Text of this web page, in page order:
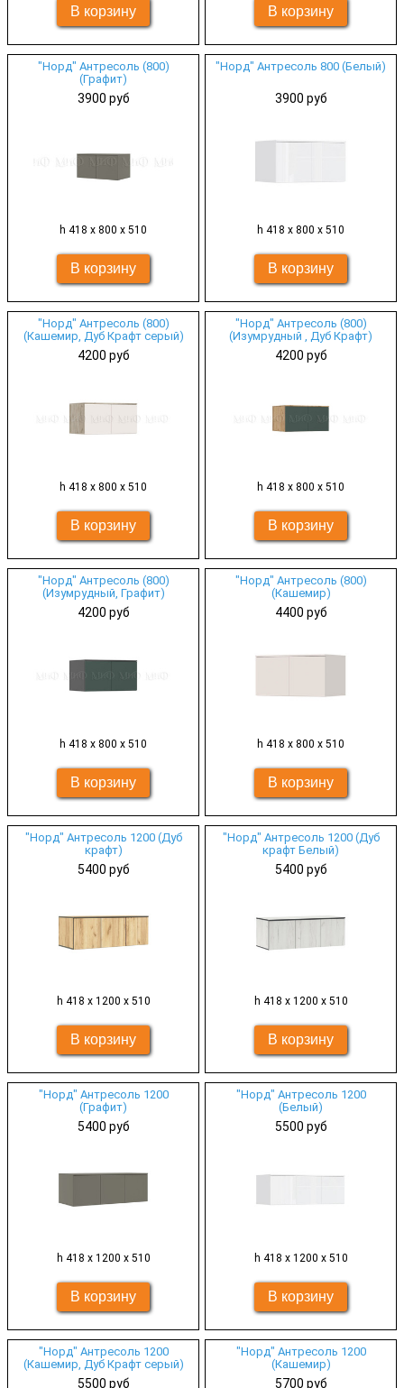
"Норд" Антресоль (800)
(Графит)
3900 руб
h 418 х 800 х 510
"Норд" Антресоль 800 (Белый)
3900 руб
h 418 х 800 х 510
"Норд" Антресоль (800)
(Кашемир, Дуб Крафт серый)
4200 руб
h 418 х 800 х 510
"Норд" Антресоль (800)
(Изумрудный , Дуб Крафт)
4200 руб
h 418 х 800 х 510
"Норд" Антресоль (800)
(Изумрудный, Графит)
4200 руб
h 418 х 800 х 510
"Норд" Антресоль (800)
(Кашемир)
4400 руб
h 418 х 800 х 510
"Норд" Антресоль 1200 (Дуб
крафт)
5400 руб
h 418 х 1200 х 510
"Норд" Антресоль 1200 (Дуб
крафт Белый)
5400 руб
h 418 х 1200 х 510
"Норд" Антресоль 1200
(Графит)
5400 руб
h 418 х 1200 х 510
"Норд" Антресоль 1200
(Белый)
5500 руб
h 418 х 1200 х 510
"Норд" Антресоль 1200
(Кашемир, Дуб Крафт серый)
5500 руб
"Норд" Антресоль 1200
(Кашемир)
5700 руб